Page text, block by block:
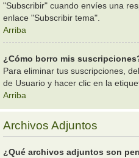
"Subscribir" cuando envíes una
enlace "Subscribir tema".
Arriba
¿Cómo borro mis
Para eliminar tus suscripciones,
de Usuario y hacer clic en la
Arriba
Archivos Adjuntos
¿Qué archivos adjuntos son